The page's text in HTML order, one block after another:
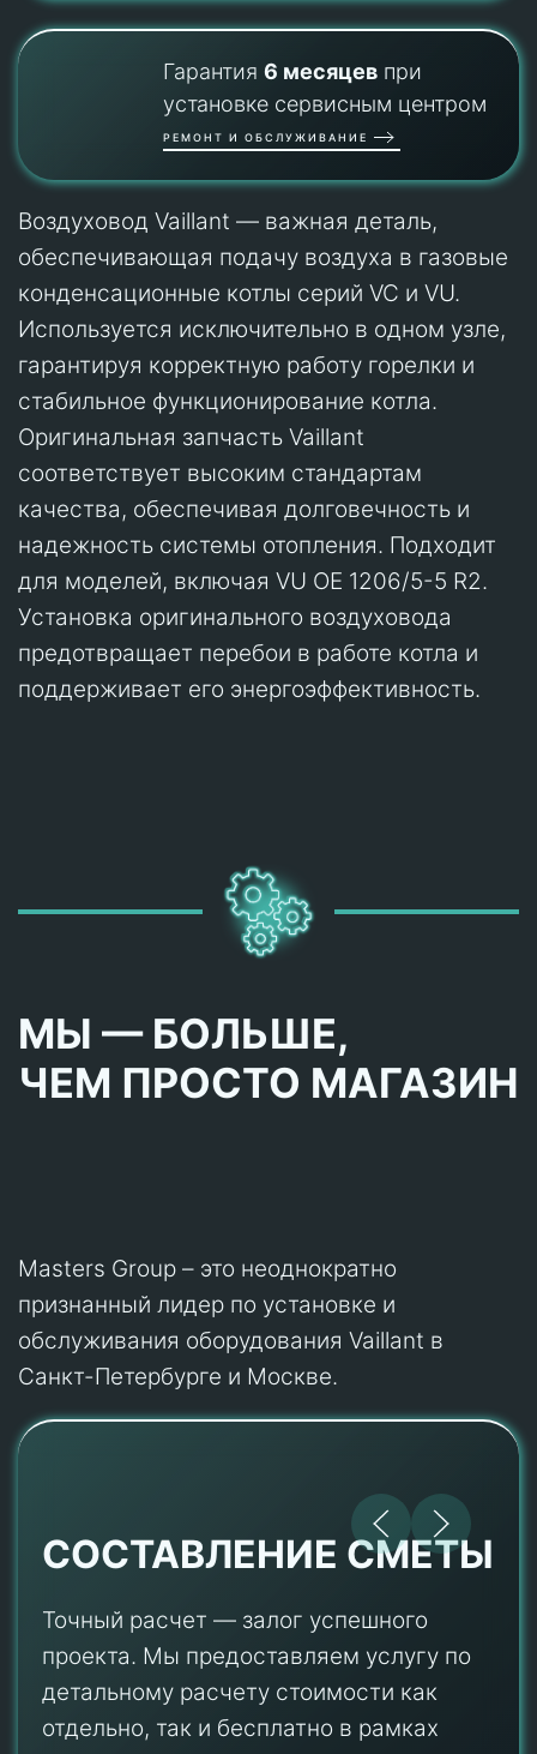
Гарантия 6 месяцевпри
установке сервисным центром
РЕМОНТ И ОБСЛУЖИВАНИЕ
Воздуховод Vaillant — важная деталь,
обеспечивающая подачу воздуха в газовые
конденсационные котлы серий VC и VU.
Используется исключительно в одном узле,
гарантируя корректную работу горелки и
стабильное функционирование котла.
Оригинальная запчасть Vaillant
соответствует высоким стандартам
качества, обеспечивая долговечность и
надежность системы отопления. Подходит
для моделей, включая VU OE 1206/5-5 R2.
Установка оригинального воздуховода
предотвращает перебои в работе котла и
поддерживает его энергоэффективность.
МЫ — БОЛЬШЕ,
ЧЕМ ПРОСТО МАГАЗИН
Masters Group – это неоднократно
признанный лидер по установке и
обслуживания оборудования Vaillant в
Санкт-Петербурге и Москве.
СОСТАВЛЕНИЕ СМЕТЫ
Точный расчет — залог успешного
проекта. Мы предоставляем услугу по
детальному расчету стоимости как
отдельно, так и бесплатно в рамках